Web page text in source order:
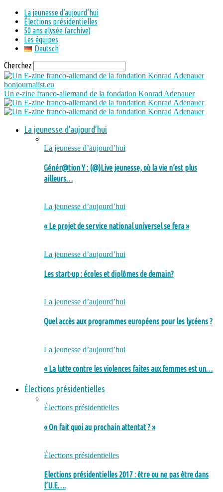
La jeunesse d’aujourd’hui
Élections présidentielles
50 ans elysée (archive)
Les équipes
Deutsch
Cherchez
bonjournalist.eu
Un e-zine franco-allemand de la fondation Konrad Adenauer
La jeunesse d’aujourd’hui
La jeunesse d’aujourd’hui
Génér@tion Y : (@)Live jeunesse, où la vie n’est plus
ailleurs…
La jeunesse d’aujourd’hui
« Le projet de service national universel se fera »
La jeunesse d’aujourd’hui
Les start-up : écoles et diplômes de demain?
La jeunesse d’aujourd’hui
Quel accès aux programmes européens pour les lycéens ?
La jeunesse d’aujourd’hui
« La lutte contre les violences faites aux femmes est un…
Élections présidentielles
Élections présidentielles
« On fait quoi au prochain attentat ? »
Élections présidentielles
Elections présidentielles 2017 : être ou ne pas être dans
l’U.E….